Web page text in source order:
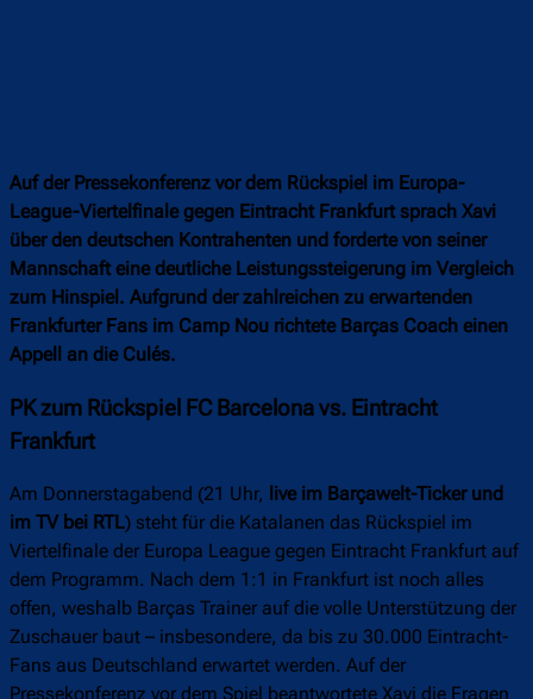
Auf der Pressekonferenz vor dem Rückspiel im Europa-
League-Viertelfinale gegen Eintracht Frankfurt sprach Xavi
über den deutschen Kontrahenten und forderte von seiner
Mannschaft eine deutliche Leistungssteigerung im Vergleich
zum Hinspiel. Aufgrund der zahlreichen zu erwartenden
Frankfurter Fans im Camp Nou richtete Barças Coach einen
Appell an die Culés.
PK zum Rückspiel FC Barcelona vs. Eintracht
Frankfurt
Am Donnerstagabend (21 Uhr, live im Barçawelt-Ticker und
im TV bei RTL) steht für die Katalanen das Rückspiel im
Viertelfinale der Europa League gegen Eintracht Frankfurt auf
dem Programm. Nach dem 1:1 in Frankfurt ist noch alles
offen, weshalb Barças Trainer auf die volle Unterstützung der
Zuschauer baut – insbesondere, da bis zu 30.000 Eintracht-
Fans aus Deutschland erwartet werden. Auf der
Pressekonferenz vor dem Spiel beantwortete Xavi die Fragen